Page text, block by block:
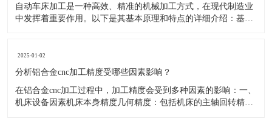
​自动车床加工是一种高效、精准的机械加工方式，在现代制造业
中发挥着重要作用。以下是其基本原理和特点的详细介绍：​基本
参数编写成加工程序。这些指令包括刀具的运动轨迹、切削参
数、进给速度、主轴
2025-01-02
分析铝合金cnc加工精度受哪些因素影响？
​在铝合金cnc加工过程中，加工精度会受到多种因素的影响：​一、
机床设备因素机床本身精度几何精度：包括机床的主轴回转精